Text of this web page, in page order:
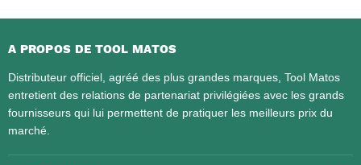
A PROPOS DE TOOL MATOS
Distributeur officiel, agréé des plus grandes marques, Tool Matos
entretient des relations de partenariat privilégiées avec les grands
fournisseurs qui lui permettent de pratiquer les meilleurs prix du
marché.